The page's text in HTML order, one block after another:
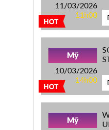
HOT
11/03/2026
11h00
HOT
Mỹ
10/03/2026
14h00
Mỹ